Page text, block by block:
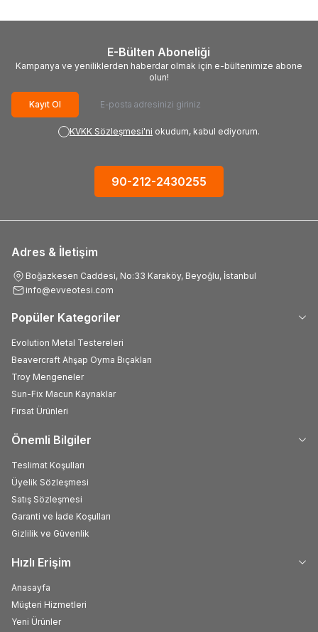
E-Bülten Aboneliği
Kampanya ve yeniliklerden haberdar olmak için e-bültenimize abone
olun!
Kayıt Ol
KVKK Sözleşmesi'ni okudum, kabul ediyorum.
90-212-2430255
Adres & İletişim
Boğazkesen Caddesi, No:33 Karaköy, Beyoğlu, İstanbul
info@evveotesi.com
Popüler Kategoriler
Evolution Metal Testereleri
Beavercraft Ahşap Oyma Bıçakları
Troy Mengeneler
Sun-Fix Macun Kaynaklar
Fırsat Ürünleri
Önemli Bilgiler
Teslimat Koşulları
Üyelik Sözleşmesi
Satış Sözleşmesi
Garanti ve İade Koşulları
Gizlilik ve Güvenlik
Hızlı Erişim
Anasayfa
Müşteri Hizmetleri
Yeni Ürünler